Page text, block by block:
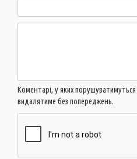
Коментарі, у яких порушуватимуться
видалятиме без попереджень.